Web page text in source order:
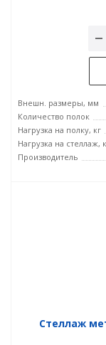
Внешн. размеры, мм
Количество полок
Нагрузка на полку, кг
Нагрузка на стеллаж,
Производитель
Стеллаж